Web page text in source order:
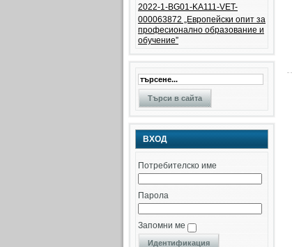
2022-1-BG01-KA111-VET-
000063872 „Eвропейски опит за
професионално образование и
обучение”
ВХОД
Потребителско име
Парола
Запомни ме